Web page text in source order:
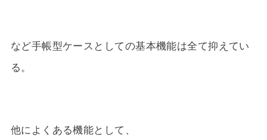
など手帳型ケースとしての基本機能は全て抑えてい
る。
他によくある機能として、